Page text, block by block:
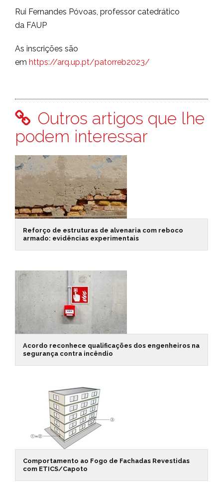
Rui Fernandes Póvoas, professor catedrático
da FAUP
As inscrições são
em https://arq.up.pt/patorreb2023/
Outros artigos que lhe
podem interessar
Reforço de estruturas de alvenaria com reboco
armado: evidências experimentais
Acordo reconhece qualificações dos engenheiros na
segurança contra incêndio
Comportamento ao Fogo de Fachadas Revestidas
com ETICS/Capoto